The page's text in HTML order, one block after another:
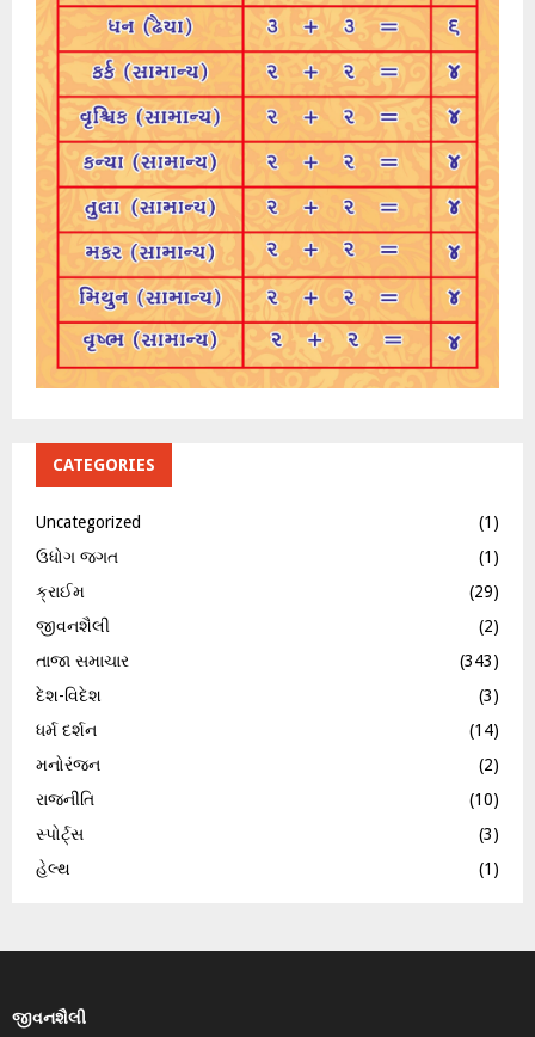
CATEGORIES
Uncategorized
(1)
ઉધોગ જગત
(1)
ક્રાઈમ
(29)
જીવનશૈલી
(2)
તાજા સમાચાર
(343)
દેશ-વિદેશ
(3)
ધર્મ દર્શન
(14)
મનોરંજન
(2)
રાજનીતિ
(10)
સ્પોર્ટ્સ
(3)
હેલ્થ
(1)
જીવનશૈલી